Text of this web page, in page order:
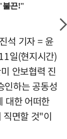
석 기자 = 윤
일(현지시간)
안보협력 진
인하는 공동성
대한 어떠한
직면할 것"이